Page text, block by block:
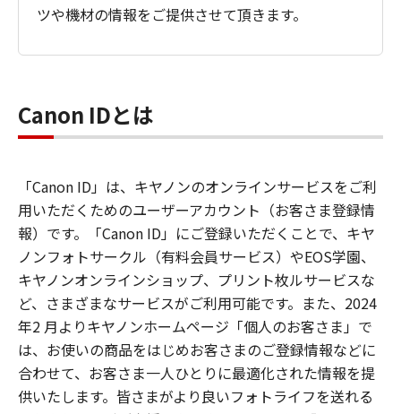
ツや機材の情報をご提供させて頂きます。
Canon IDとは
「Canon ID」は、キヤノンのオンラインサービスをご利
用いただくためのユーザーアカウント（お客さま登録情
報）です。「Canon ID」にご登録いただくことで、キヤ
ノンフォトサークル（有料会員サービス）やEOS学園、
キヤノンオンラインショップ、プリント枚ルサービスな
ど、さまざまなサービスがご利用可能です。また、2024
年2 月よりキヤノンホームページ「個人のお客さま」で
は、お使いの商品をはじめお客さまのご登録情報などに
合わせて、お客さま一人ひとりに最適化された情報を提
供いたします。皆さまがより良いフォトライフを送れる